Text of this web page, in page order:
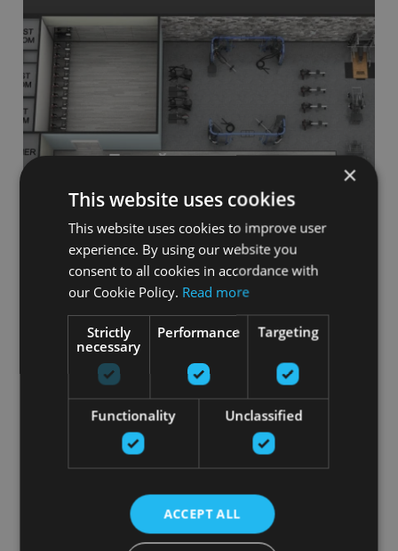
Дизайн интерьера
Разрабатываем современные и функциональные
бассейнов, SPA центров и других обьектов для спорта
и отдыха
Посмотреть
Финансовые решения
×
This website uses cookies
This website uses cookies to improve user
experience. By using our website you
consent to all cookies in accordance with
our Cookie Policy. Read more
Strictly
necessary
Performance Targeting
Functionality Unclassified
ACCEPT ALL